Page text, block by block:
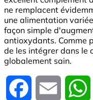
ne remplacent
une alimentation
façon simple
antioxydants. Comme
de les intégrer dans le
globalement sain.
Facebook Email